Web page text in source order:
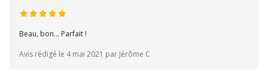
Beau, bon... Parfait !
Avis rédigé le 4 mai 2021 par Jérôme C